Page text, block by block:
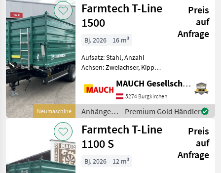
Neumaschine
Farmtech T-Line
1500
Preis
auf
Anfrage
Bj. 2026
16 m³
Aufsatz: Stahl, Anzahl
Achsen: Zweiachser, Kipper-
Bremse: Druckluftbremse,
Sattelstützwinde
Ausstattung: -
Sonderlackierung
Grün/Schwarz - B
MAUCH Gesellschaft m.b.H. & Co.KG
5274 Burgkirchen
Anhänger /
Farmtech
Premium Gold Händler
Farmtech T-Line
1100 S
Preis
auf
Anfrage
Bj. 2026
12 m³